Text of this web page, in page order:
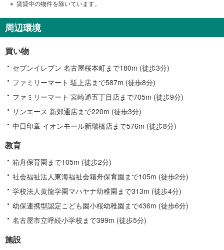
賃貸中の物件を除いています。
周辺環境
買い物
セブンイレブン 名古屋桜本町まで180m (徒歩3分)
ファミリーマート 駈上店まで587m (徒歩8分)
ファミリーマート 宮崎通五丁目店まで705m (徒歩9分)
サンエース 新郊通店まで220m (徒歩3分)
中日印章 イオンモール新瑞橋店まで576m (徒歩8分)
教育
箱舟保育園まで105m (徒歩2分)
社会福祉法人東海福祉会箱舟保育園まで105m (徒歩2分)
学校法人黄龍学園マハヤナ幼稚園まで313m (徒歩4分)
幼保連携型認定こども園小桜幼稚園まで436m (徒歩6分)
名古屋市立呼続小学校まで399m (徒歩5分)
施設